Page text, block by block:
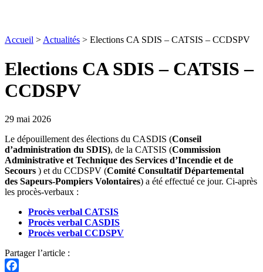
Accueil > Actualités > Elections CA SDIS – CATSIS – CCDSPV
Elections CA SDIS – CATSIS –
CCDSPV
29 mai 2026
Le dépouillement des élections du CASDIS (Conseil
d’administration du SDIS), de la CATSIS (Commission
Administrative et Technique des Services d’Incendie et de
Secours ) et du CCDSPV (Comité Consultatif Départemental
des Sapeurs-Pompiers Volontaires) a été effectué ce jour. Ci-après
les procès-verbaux :
Procès verbal CATSIS
Procès verbal CASDIS
Procès verbal CCDSPV
Partager l’article :